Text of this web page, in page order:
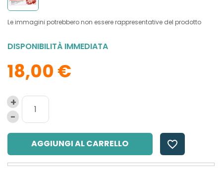
Le immagini potrebbero non essere rappresentative del prodotto
DISPONIBILITÀ IMMEDIATA
18,00 €
AGGIUNGI AL CARRELLO favorite_border